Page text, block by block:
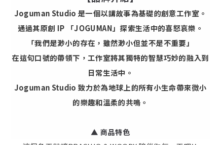
Joguman Studio 是一個以講故事為基礎的創意工作室。
通過其原創 IP 「JOGUMAN」探索生活中的喜怒哀樂。
「我們是渺小的存在，雖然渺小但並不是不重要」
在這句口號的帶領下，工作室將其獨特的智慧巧妙的融入到
日常生活中。
Joguman Studio 致力於為地球上的所有小生命帶來微小
的樂趣和溫柔的共鳴。
▲ 商品特色